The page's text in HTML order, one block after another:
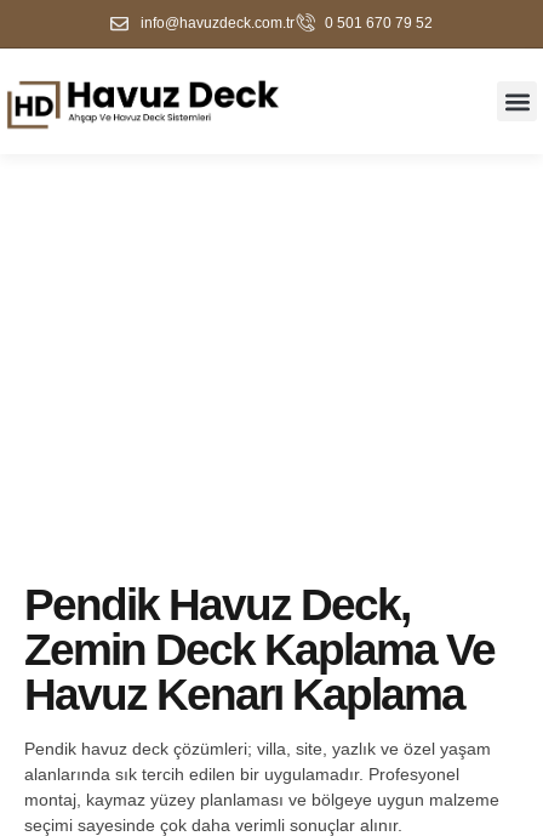
info@havuzdeck.com.tr 0 501 670 79 52
Pendik Havuz Deck,
Zemin Deck Kaplama Ve
Havuz Kenarı Kaplama
Pendik havuz deck çözümleri; villa, site, yazlık ve özel yaşam
alanlarında sık tercih edilen bir uygulamadır. Profesyonel
montaj, kaymaz yüzey planlaması ve bölgeye uygun malzeme
seçimi sayesinde çok daha verimli sonuçlar alınır.